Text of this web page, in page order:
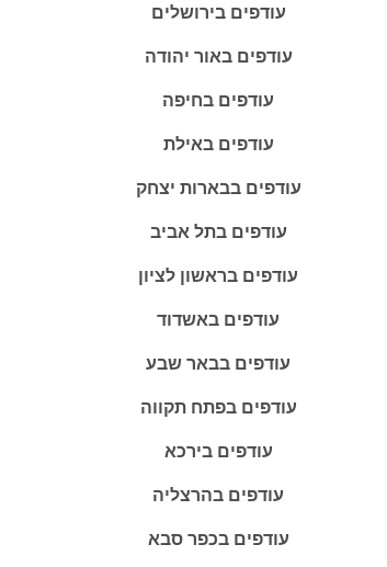
עודפים בירושלים
עודפים באור יהודה
עודפים בחיפה
עודפים באילת
עודפים בבארות יצחק
עודפים בתל אביב
עודפים בראשון לציון
עודפים באשדוד
עודפים בבאר שבע
עודפים בפתח תקווה
עודפים בירכא
עודפים בהרצליה
עודפים בכפר סבא